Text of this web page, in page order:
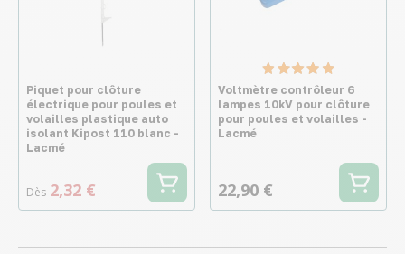
Piquet pour clôture
électrique pour poules et
volailles plastique auto
isolant Kipost 110 blanc -
Lacmé
Dès 2,32 €
Voltmètre contrôleur 6
lampes 10kV pour clôture
pour poules et volailles -
Lacmé
22,90 €